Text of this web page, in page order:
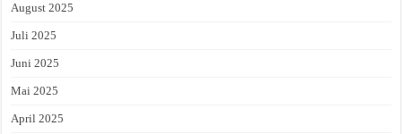
August 2025
Juli 2025
Juni 2025
Mai 2025
April 2025